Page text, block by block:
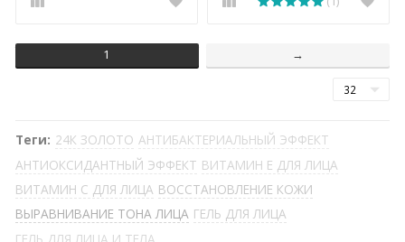
1 →
Теги: 24К ЗОЛОТО АНТИБАКТЕРИАЛЬНЫЙ ЭФФЕКТ
АНТИОКСИДАНТНЫЙ ЭФФЕКТ ВИТАМИН Е ДЛЯ ЛИЦА
ВИТАМИН С ДЛЯ ЛИЦА ВОССТАНОВЛЕНИЕ КОЖИ
ВЫРАВНИВАНИЕ ТОНА ЛИЦА ГЕЛЬ ДЛЯ ЛИЦА